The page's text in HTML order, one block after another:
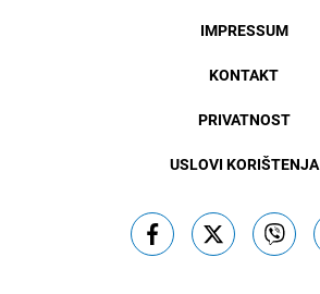
IMPRESSUM
KONTAKT
PRIVATNOST
USLOVI KORIŠTENJA